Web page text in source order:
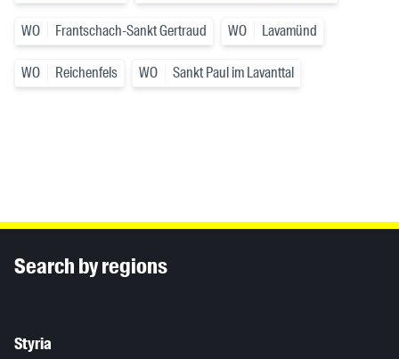
WO Frantschach-Sankt Gertraud WO Lavamünd
WO Reichenfels WO Sankt Paul im Lavanttal
Search by regions
Styria